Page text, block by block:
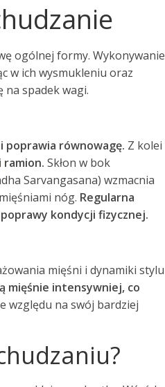
ogólnej formy. Wykonywanie
w ich wysmukleniu oraz
na spadek wagi.
poprawia równowagę. Z kolei
i ramion. Skłon w bok
Sarvangasana) wzmacnia
nóg. Regularna
kondycji fizycznej.
mięśni i dynamiki stylu
mięśnie intensywniej, co
względu na swój bardziej